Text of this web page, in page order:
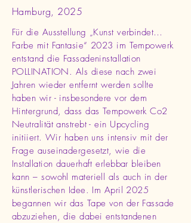
Hamburg, 2025
Für die Ausstellung „Kunst verbindet…
Farbe mit Fantasie“ 2023 im Tempowerk
entstand die Fassadeninstallation
POLLINATION. Als diese nach zwei
Jahren wieder entfernt werden sollte
haben wir - insbesondere vor dem
Hintergrund, dass das Tempowerk Co2
Neutralität anstrebt - ein Upcycling
initiiert. Wir haben uns intensiv mit der
Frage auseinadergesetzt, wie die
Installation dauerhaft erlebbar bleiben
kann – sowohl materiell als auch in der
künstlerischen Idee. Im April 2025
begannen wir das Tape von der Fassade
abzuziehen, die dabei entstandenen